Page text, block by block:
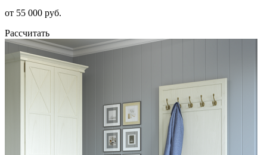
от 55 000 руб.
Рассчитать